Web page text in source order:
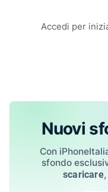
Accedi per
Nuovi
Con
sfondo
scaricare